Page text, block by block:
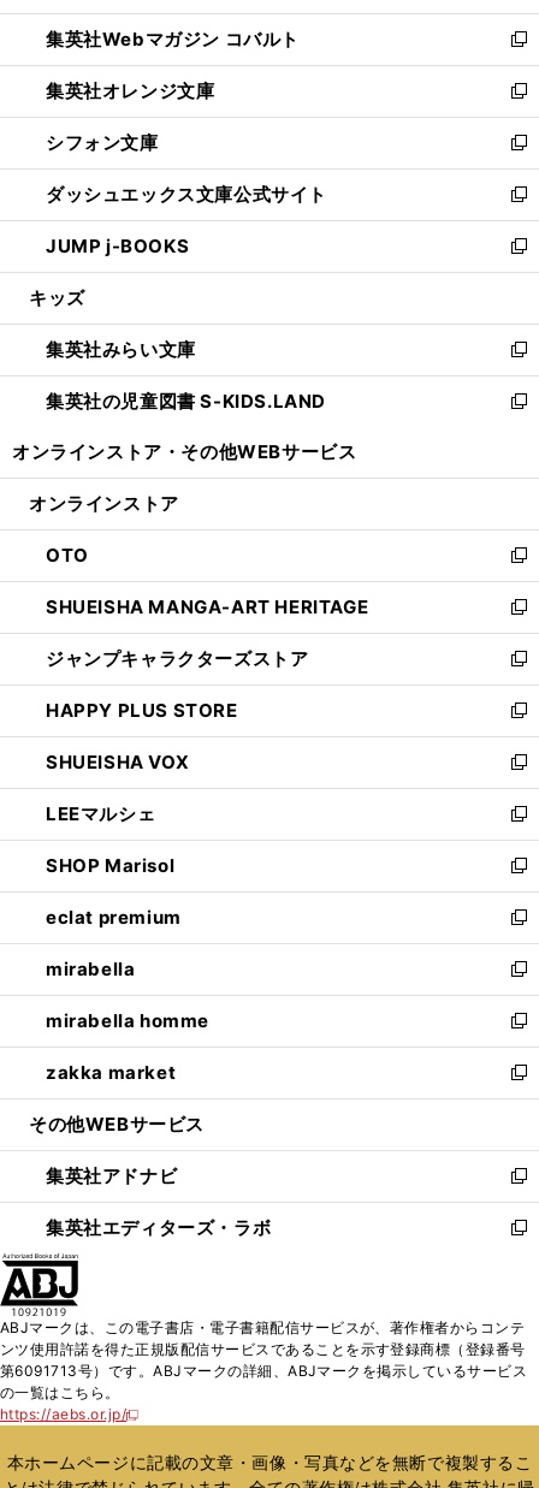
開
く
ウ
で
開
く
ン
ド
ウ
で
開
く
ウ
ィ
ン
ド
ウ
で
開
く
集英社Webマガジン コバルト
新
し
い
ウ
ィ
ン
ド
ウ
で
開
集英社オレンジ文庫
新
し
い
ウ
ィ
ン
ド
ウ
開
く
シフォン文庫
新
し
い
ウ
ィ
ン
ウ
で
開
く
ダッシュエックス文庫公式サイト
新
し
い
ウ
ン
ド
ウ
で
JUMP j-BOOKS
新
し
ウ
ィ
ン
ド
開
キッズ
集英社みらい文庫
新
し
い
ン
ウ
で
開
く
集英社の児童図書 S-KIDS.LAND
新
ウ
ン
ド
ウ
で
開
く
オンラインストア・ その他WEBサービス
オンラインストア
OTO
新
し
い
ウ
ィ
ン
ド
ウ
で
開
く
SHUEISHA MANGA-ART HERITAGE
新
し
い
ウ
ィ
ン
ド
ウ
で
開
く
ジャンプキャラクターズストア
新
し
い
ウ
ィ
ン
ド
ウ
で
開
く
HAPPY PLUS STORE
新
し
い
ウ
ィ
ン
ド
ウ
で
開
く
SHUEISHA VOX
新
し
い
ウ
ィ
ン
ド
ウ
で
開
く
LEEマルシェ
新
し
い
ウ
ィ
ン
ド
ウ
で
開
く
SHOP Marisol
新
し
い
ウ
ィ
ン
ド
ウ
で
開
eclat premium
新
し
い
ウ
ィ
ン
ド
ウ
開
く
mirabella
新
し
い
ウ
ィ
ン
ウ
で
開
く
mirabella homme
新
し
い
ウ
ン
ド
ウ
で
zakka market
新
し
ウ
ィ
ン
ド
く
その他WEBサービス
集英社アドナビ
新
し
い
ド
ウ
で
集英社エディターズ・ラボ
新
ィ
ン
ド
開
ABJマークは、この電子書店・電子書籍配信サービスが、著作権者からコンテ
ンツ使用許諾を得た正規版配信サービスであることを示す登録商標（登録番号
第6091713号）です。ABJマークの詳細、ABJマークを掲示しているサービス
の一覧はこちら。
https://aebs.or.jp/
新
い
ウ
本ホームページに記載の文章・画像・写真などを無断で複製するこ